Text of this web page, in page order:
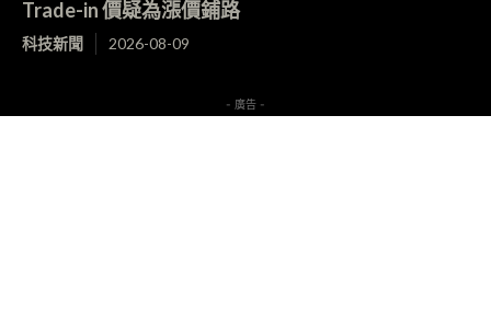
Trade-in 價疑為漲價鋪路
科技新聞 2026-08-09
- 廣告 -